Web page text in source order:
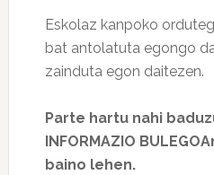
Eskolaz kanpoko
bat antolatuta egongo
zainduta egon daitezen.
Parte hartu nahi
INFORMAZIO
baino lehen.